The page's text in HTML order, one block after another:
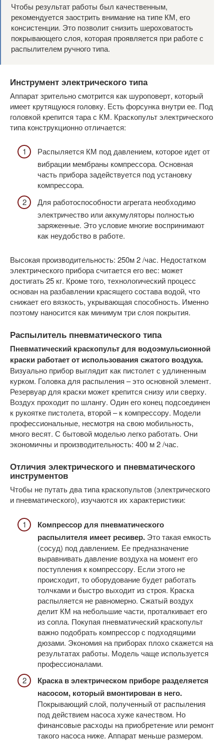
Чтобы результат работы был качественным,
рекомендуется заострить внимание на типе КМ, его
консистенции. Это позволит снизить шероховатость
покрывающего слоя, которая проявляется при работе с
распылителем ручного типа.
Инструмент электрического типа
Аппарат зрительно смотрится как шуроповерт, который
имеет крутящуюся головку. Есть форсунка внутри ее. Под
головкой крепится тара с КМ. Краскопульт электрического
типа конструкционно отличается:
Распыляется КМ под давлением, которое идет от
вибрации мембраны компрессора. Основная
часть прибора задействуется под установку
компрессора.
Для работоспособности агрегата необходимо
электричество или аккумуляторы полностью
заряженные. Это условие многие воспринимают
как неудобство в работе.
Высокая производительность: 250м 2 /час. Недостатком
электрического прибора считается его вес: может
достигать 25 кг. Кроме того, технологический процесс
основан на разбавлении красящего состава водой, что
снижает его вязкость, укрывающая способность. Именно
поэтому наносится как минимум три слоя покрытия.
Распылитель пневматического типа
Пневматический краскопульт для водоэмульсионной
краски работает от использования сжатого воздуха.
Визуально прибор выглядит как пистолет с удлиненным
курком. Головка для распыления – это основной элемент.
Резервуар для краски может крепится снизу или сверху.
Воздух проходит по шлангу. Один его конец подсоединен
к рукоятке пистолета, второй – к компрессору. Модели
профессиональные, несмотря на свою мобильность,
много весят. С бытовой моделью легко работать. Они
экономичны и производительность: 400 м 2 /час.
Отличия электрического и пневматического
инструментов
Чтобы не путать два типа краскопультов (электрического
и пневматического), изучаются их характеристики:
Компрессор для пневматического
распылителя имеет ресивер. Это такая емкость
(сосуд) под давлением. Ее предназначение
выравнивать давление воздуха на момент его
поступления к компрессору. Если этого не
происходит, то оборудование будет работать
толчками и быстро выходит из строя. Краска
распыляется не равномерно. Сжатый воздух
делит КМ на небольшие части, проталкивает его
из сопла. Покупая пневматический краскопульт
важно подобрать компрессор с подходящими
дюзами. Экономия на приборах плохо скажется на
результатах работы. Модель чаще используется
профессионалами.
Краска в электрическом приборе разделяется
насосом, который вмонтирован в него.
Покрывающий слой, полученный от распыления
под действием насоса хуже качеством. Но
финансовые расходы на приобретение или ремонт
такого насоса ниже. Аппарат меньше размером.